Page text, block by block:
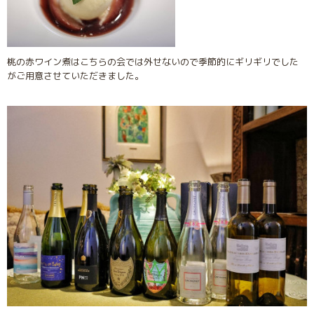
桃の赤ワイン煮はこちらの会では外せないので季節的にギリギリでした
がご用意させていただきました。